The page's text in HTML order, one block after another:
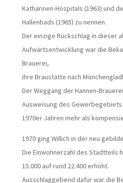
Katharinen-Hospitals (1963) und
Hallenbads (1965) zu nennen.
Der einzige Rückschlag in dieser
Aufwärtsentwicklung war die
Brauerei,
ihre Braustätte nach
Der Weggang der Hannen-
Ausweisung des Gewerbegebiets
1970er Jahren mehr als
1970 ging Willich in der neu
Die Einwohnerzahl des Stadtteils
15.000 auf rund 22.400 erhöht.
Ausschlaggebend dafür war die